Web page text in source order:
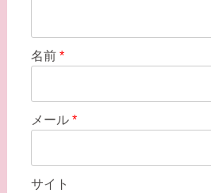
名前 *
メール *
サイト